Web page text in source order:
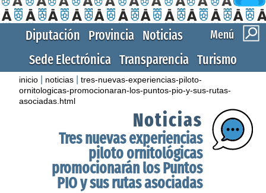
Menú
Diputación Provincia Noticias
Sede Electrónica Transparencia Turismo
inicio noticias |tres-nuevas-experiencias-piloto-
ornitologicas-promocionaran-los-puntos-pio-y-sus-rutas-
asociadas.html
Noticias
Tres nuevas experiencias
piloto ornitológicas
promocionarán los Puntos
PIO y sus rutas asociadas